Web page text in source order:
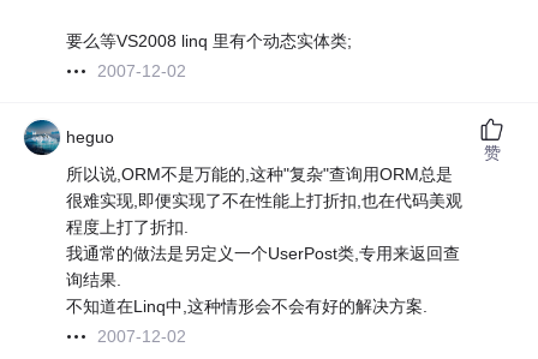
要么等VS2008 linq 里有个动态实体类;
2007-12-02
heguo
所以说,ORM不是万能的,这种"复杂"查询用ORM总是
很难实现,即便实现了不在性能上打折扣,也在代码美观
程度上打了折扣.
我通常的做法是另定义一个UserPost类,专用来返回查
询结果.
不知道在Linq中,这种情形会不会有好的解决方案.
2007-12-02
赞